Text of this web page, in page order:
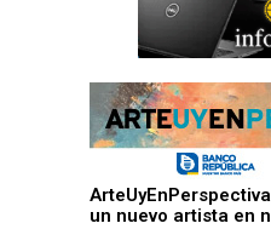
un nuevo artista en